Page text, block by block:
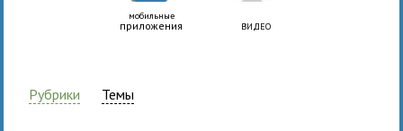
мобильные
приложения ВИДЕО
Рубрики Темы